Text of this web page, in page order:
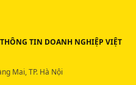
TIN DOANH NGHIỆP VIỆT
Mai, TP. Hà Nội